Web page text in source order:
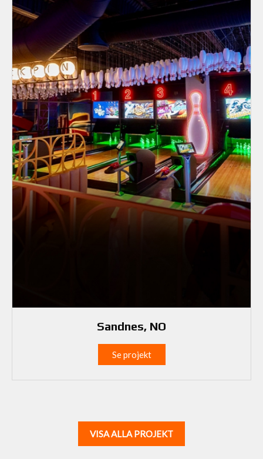
Sandnes, NO
Se projekt
VISA ALLA PROJEKT